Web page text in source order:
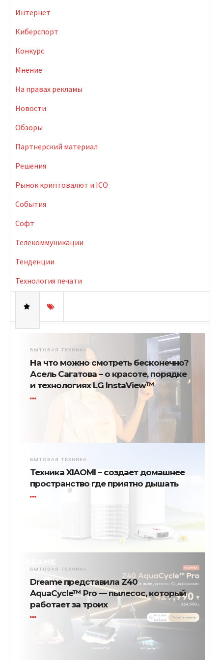
Интернет
Киберспорт
Конкурс
Мнение
На правах рекламы
Новости
Обзоры
Партнерский материал
Решения
Рынок криптовалют и ICO
События
Софт
Телекоммуникации
Тенденции
Технология печати
БЫТОВАЯ ТЕХНИКА
На что можно смотреть бесконечно?
Асель Сагатова – о красоте, порядке
и технологиях LG InstaView™
БЫТОВАЯ ТЕХНИКА
Техника XIAOMI – создает домашнее
пространство где приятно дышать
БЫТОВАЯ ТЕХНИКА
Dreame представила Z40
AquaCycle™ Pro — пылесос, который
работает за троих